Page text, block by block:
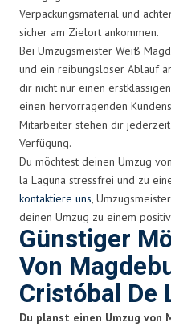
Verpackungsmaterial und
sicher am Zielort ankommen.
Bei Umzugsmeister Weiß
und ein reibungsloser Ablauf
dir nicht nur einen
einen hervorragenden
Mitarbeiter stehen dir
Verfügung.
Du möchtest deinen Umzug
la Laguna stressfrei und zu
kontaktiere uns,
deinen Umzug zu einem
Günstiger
Von
Cristóbal De
Du planst einen Umzug von